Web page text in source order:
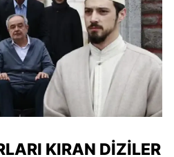
KIRAN DIZILER